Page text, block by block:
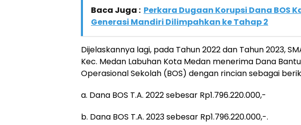
Baca Juga : Perkara Dugaan Korupsi Dana BOS
Generasi Mandiri Dilimpahkan ke Tahap 2
Dijelaskannya lagi, pada Tahun 2022 dan Tahun 2023,
Kec. Medan Labuhan Kota Medan menerima Dana
Operasional Sekolah (BOS) dengan rincian sebagai
a. Dana BOS T.A. 2022 sebesar Rp1.796.220.000,-
b. Dana BOS T.A. 2023 sebesar Rp1.796.220.000,-.